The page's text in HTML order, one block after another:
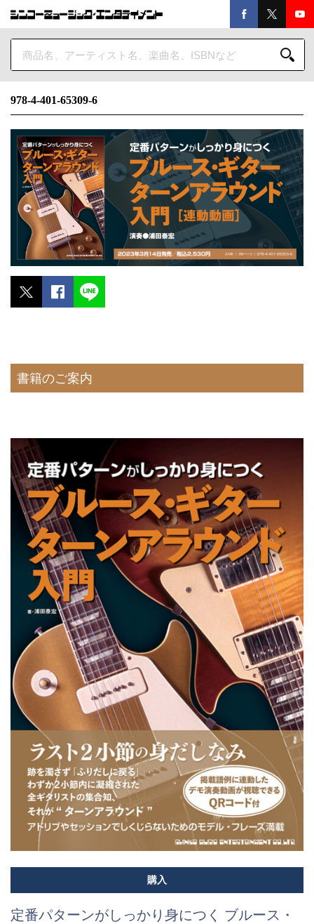
978-4-401-65309-6
書籍のご案内
購入
定番パターンがしっかり身につく ブルース・